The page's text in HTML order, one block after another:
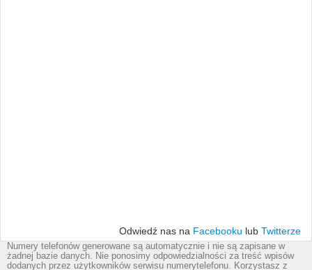
Odwiedź nas na Facebooku lub Twitterze
Numery telefonów generowane są automatycznie i nie są zapisane w
żadnej bazie danych. Nie ponosimy odpowiedzialności za treść wpisów
dodanych przez użytkowników serwisu numerytelefonu. Korzystasz z